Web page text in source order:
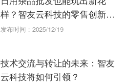
样？智友云科技的零售创新之
道
发布时间：2025/12/19
技术交流与转让的未来：智友
云科技将如何引领？